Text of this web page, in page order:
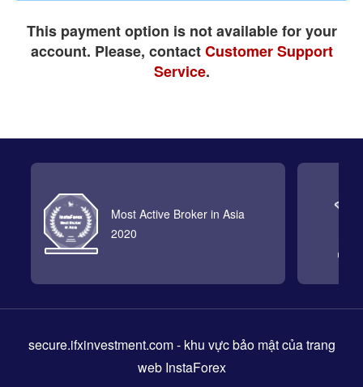
This payment option is not available for your
account. Please, contactCustomer Support
Service.
Most Active Broker in Asia
2020
secure.ifxinvestment.com- khu vực bảo mật của trang
web InstaForex